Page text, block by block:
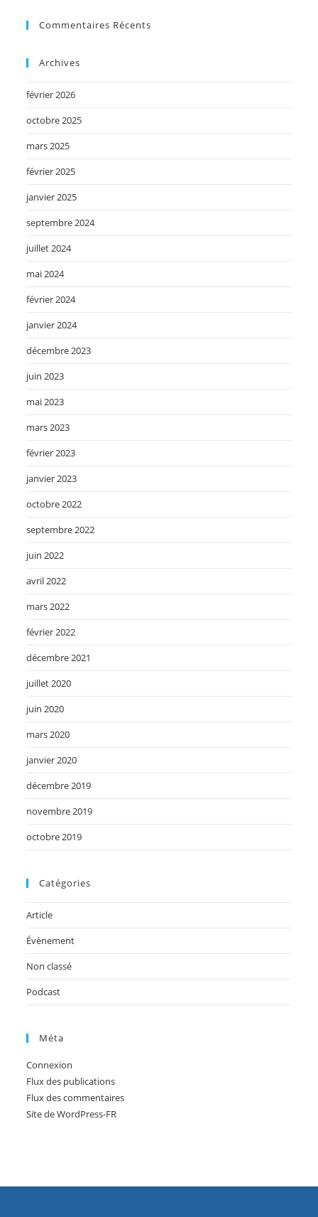
Commentaires Récents
Archives
février 2026
octobre 2025
mars 2025
février 2025
janvier 2025
septembre 2024
juillet 2024
mai 2024
février 2024
janvier 2024
décembre 2023
juin 2023
mai 2023
mars 2023
février 2023
janvier 2023
octobre 2022
septembre 2022
juin 2022
avril 2022
mars 2022
février 2022
décembre 2021
juillet 2020
juin 2020
mars 2020
janvier 2020
décembre 2019
novembre 2019
octobre 2019
Catégories
Article
Évènement
Non classé
Podcast
Méta
Connexion
Flux des publications
Flux des commentaires
Site de WordPress-FR